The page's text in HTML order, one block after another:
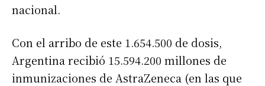
nacional.
Con el arribo de este 1.654.500 de dosis,
Argentina recibió 15.594.200 millones de
inmunizaciones de AstraZeneca (en las que